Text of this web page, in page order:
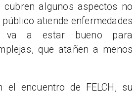
cubren algunos aspectos no
atiende enfermedades
va a estar bueno para
que atañen a menos
el encuentro de FELCH, su